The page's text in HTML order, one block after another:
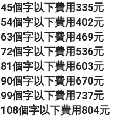
45個字以下費用335元
54個字以下費用402元
63個字以下費用469元
72個字以下費用536元
81個字以下費用603元
90個字以下費用670元
99個字以下費用737元
108個字以下費用804元